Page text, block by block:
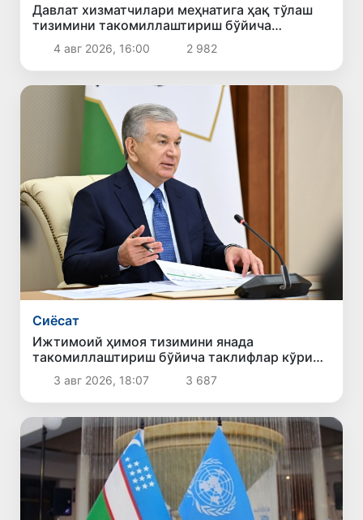
Давлат хизматчилари меҳнатига ҳақ тўлаш
тизимини такомиллаштириш бўйича
таклифлар кўриб чиқилди
4 авг 2026, 16:00 2 982
Сиёсат
Ижтимоий ҳимоя тизимини янада
такомиллаштириш бўйича таклифлар кўриб
чиқилди
3 авг 2026, 18:07 3 687